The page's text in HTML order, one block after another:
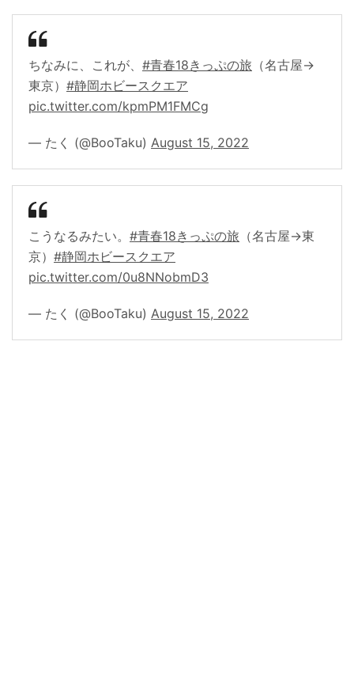
ちなみに、これが、 #青春18きっぷの旅 （名古屋→
東京） #静岡ホビースクエア
pic.twitter.com/kpmPM1FMCg
— たく (@BooTaku) August 15, 2022
こうなるみたい。 #青春18きっぷの旅 （名古屋→東
京） #静岡ホビースクエア
pic.twitter.com/0u8NNobmD3
— たく (@BooTaku) August 15, 2022